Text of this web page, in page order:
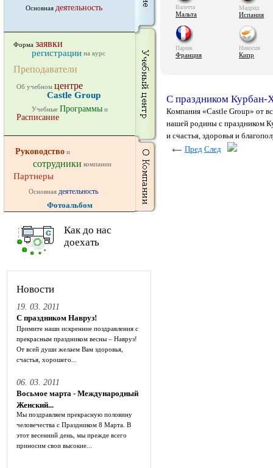
Основная деятельность
Форма заявки
регистрации на курс
Преподаватели
Об учебном центре
Castle Group
Учебные Программы и
Расписание
Руководство и
сотрудники компании
Партнеры
Основная деятельность
Фотоальбом
Как до нас
доехать
Новости
19. 03. 2011
С праздником Навруз!
Примите наши искренние поздравления с
прекрасным праздником весны – Навруз!
От всей души желаем Вам здоровья,
счастья, хорошего...
06. 03. 2011
Восьмое марта - Международный
Женский...
Мы поздравляем прекрасную половину
человечества с Праздником 8 Марта. В
этот весенний день, мы прежде всего
приносим свои высокие...
Валетта
Мальта
Мадрид
Испания
Париж
Франция
Никосия
Кипр
C праздником
Компания «Castle Group» от
нашей родины с праздником
и счастья, здоровья и
Пред След